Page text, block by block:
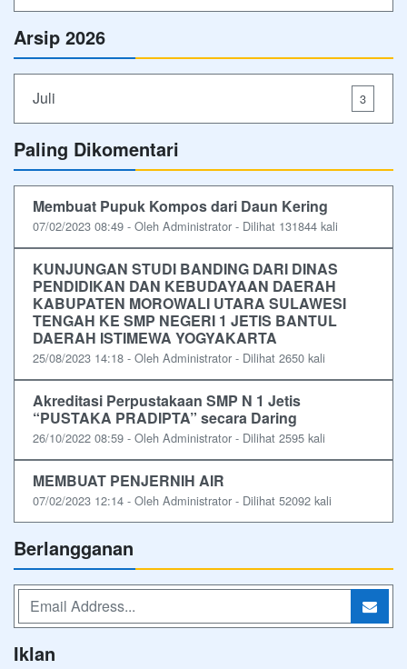
Arsip 2026
Juli 3
Paling Dikomentari
Membuat Pupuk Kompos dari Daun Kering
07/02/2023 08:49 - Oleh Administrator - Dilihat 131844 kali
KUNJUNGAN STUDI BANDING DARI DINAS
PENDIDIKAN DAN KEBUDAYAAN DAERAH
KABUPATEN MOROWALI UTARA SULAWESI
TENGAH KE SMP NEGERI 1 JETIS BANTUL
DAERAH ISTIMEWA YOGYAKARTA
25/08/2023 14:18 - Oleh Administrator - Dilihat 2650 kali
Akreditasi Perpustakaan SMP N 1 Jetis
“PUSTAKA PRADIPTA” secara Daring
26/10/2022 08:59 - Oleh Administrator - Dilihat 2595 kali
MEMBUAT PENJERNIH AIR
07/02/2023 12:14 - Oleh Administrator - Dilihat 52092 kali
Berlangganan
Iklan